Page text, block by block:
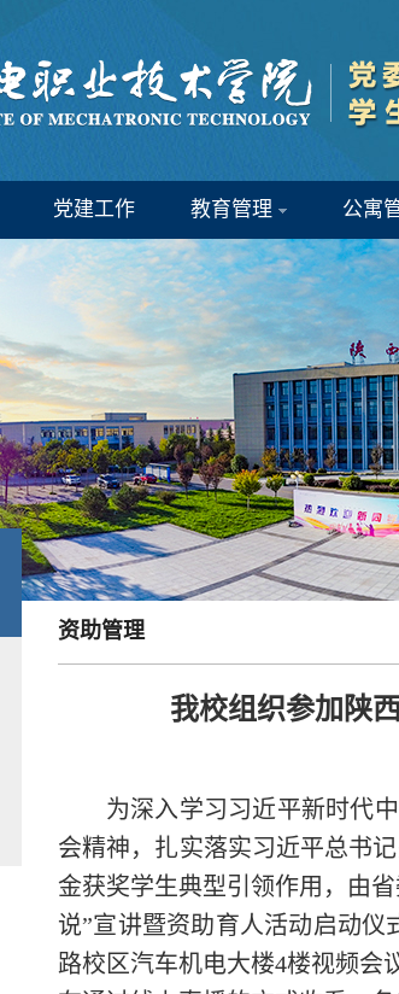
党建工作 教育管理 公寓
资助管理
我校组织参加陕
为深入学习习近平新时代
会精神，扎实落实习近平总书
金获奖学生典型引领作用，由
说”宣讲暨资助育人活动启动
路校区汽车机电大楼4楼视频会